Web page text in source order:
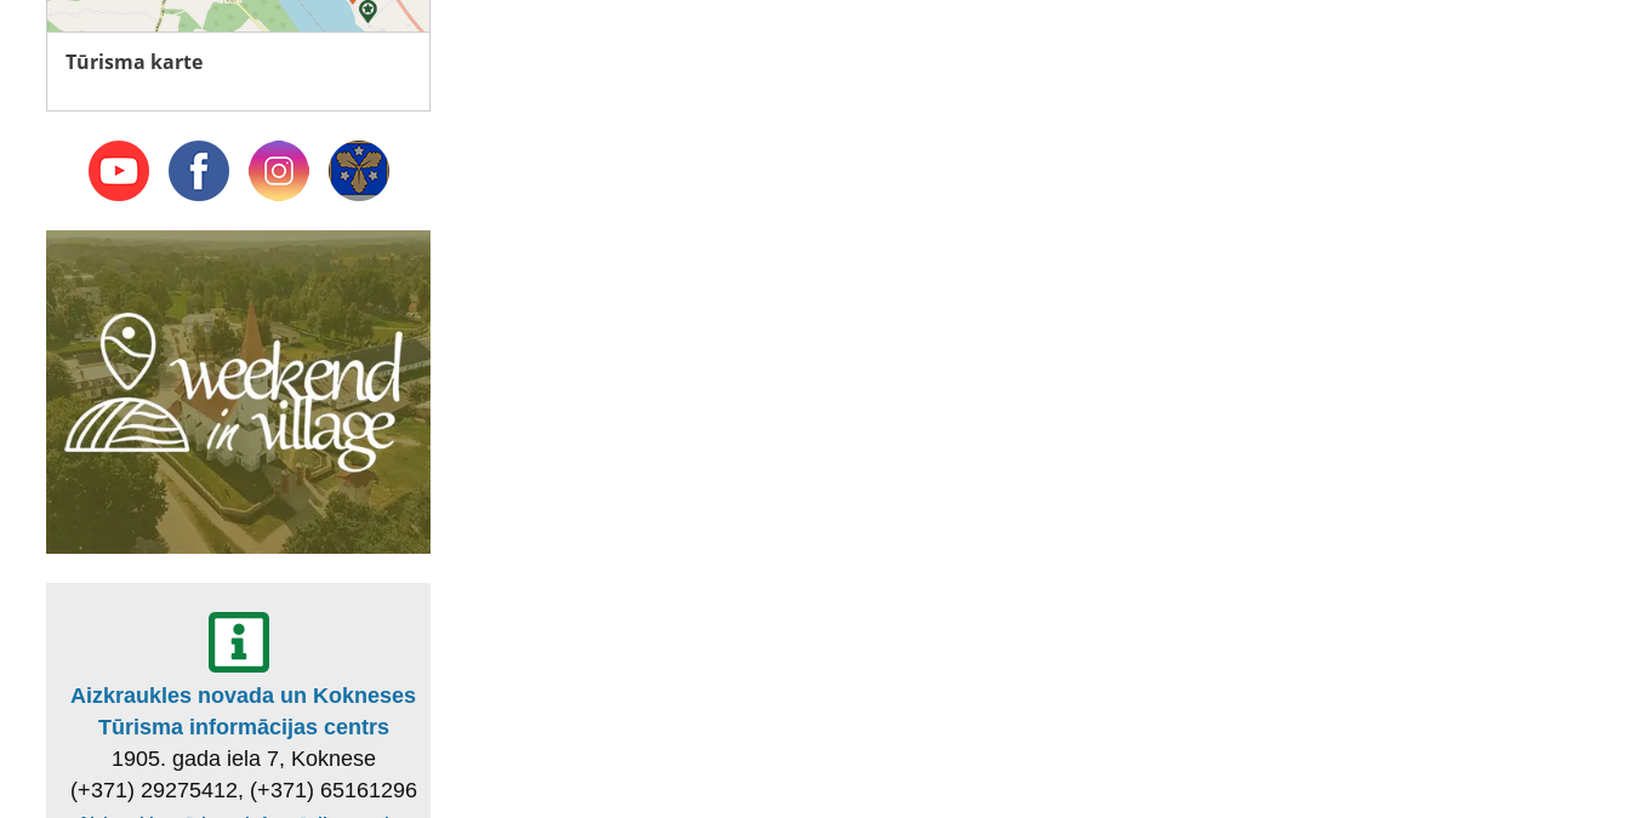
Tūrisma karte
Aizkraukles novada un Kokneses
Tūrisma informācijas centrs
1905. gada iela 7, Koknese
(+371) 29275412, (+371) 65161296